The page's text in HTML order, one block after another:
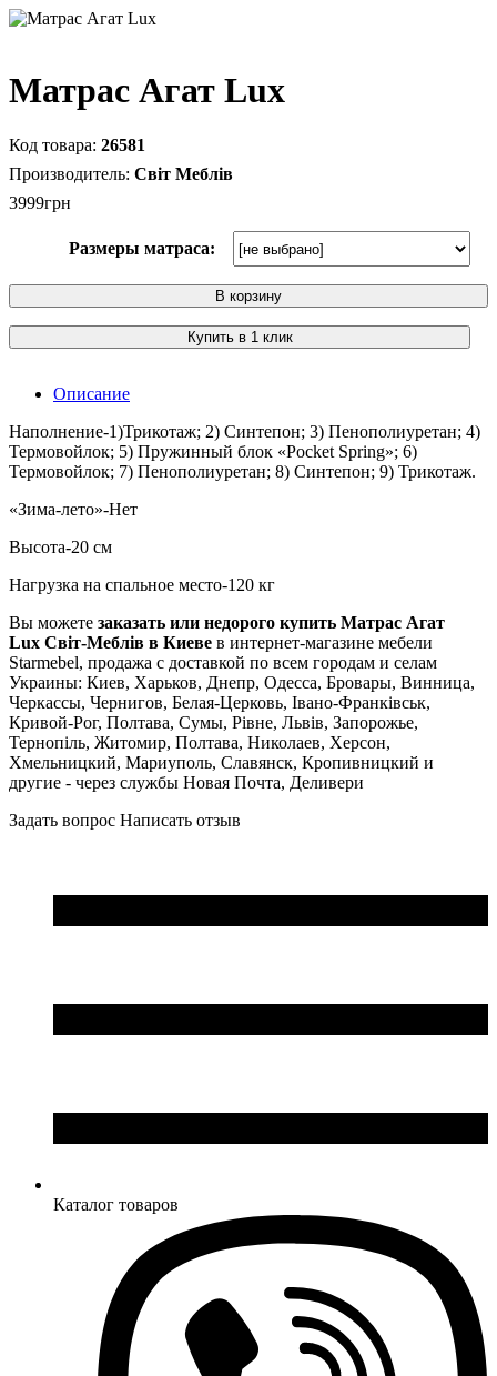
Матраc Агат Luх
26581
Світ Меблів
3999грн
Размеры матраса:
В корзину
Купить в 1 клик
Описание
Наполнение-1)Трикотаж; 2) Синтепон; 3) Пенополиуретан; 4)
Термовойлок; 5) Пружинный блок «Pocket Spring»; 6)
Термовойлок; 7) Пенополиуретан; 8) Синтепон; 9) Трикотаж.
«Зима-лето»-Нет
Высота-20 см
Нагрузка на спальное место-120 кг
Вы можете заказать или недорого купить Матраc Агат
Luх Світ-Меблів в Киеве в интернет-магазине мебели
Starmebel, продажа с доставкой по всем городам и селам
Украины: Киев, Харьков, Днепр, Одесса, Бровары, Винница,
Черкассы, Чернигов, Белая-Церковь, Івано-Франківськ,
Кривой-Рог, Полтава, Сумы, Рівне, Львів, Запорожье,
Тернопіль, Житомир, Полтава, Николаев, Херсон,
Хмельницкий, Мариуполь, Славянск, Кропивницкий и
другие - через службы Новая Почта, Деливери
Задать вопрос Написать отзыв
Каталог товаров